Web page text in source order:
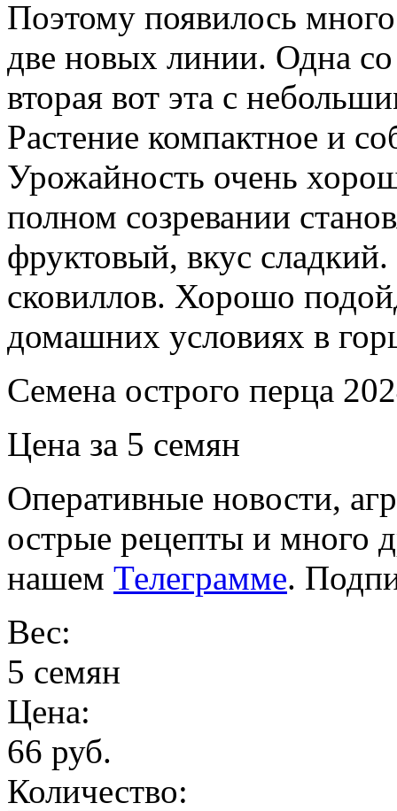
Поэтому появилось
две новых линии. Одна
вторая вот эта с
Растение компактное и
Урожайность очень
полном созревании
фруктовый, вкус
сковиллов. Хорошо
домашних условиях в
Семена острого перца
Цена за 5 семян
Оперативные новости,
острые рецепты и много
нашем Телеграмме.
Вес:
5 семян
Цена:
66 руб.
Количество: